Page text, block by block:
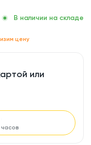
В наличии на складе
цену
или